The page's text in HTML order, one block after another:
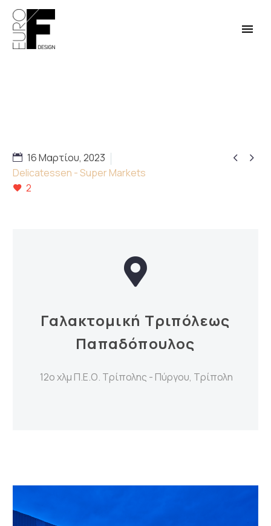
Γαλακτομική Τριπόλεως
 
16 Μαρτίου, 2023
Delicatessen - Super Markets
2
Γαλακτομική Τριπόλεως
Παπαδόπουλος
12ο χλμ Π.Ε.Ο. Τρίπολης - Πύργου, Τρίπολη